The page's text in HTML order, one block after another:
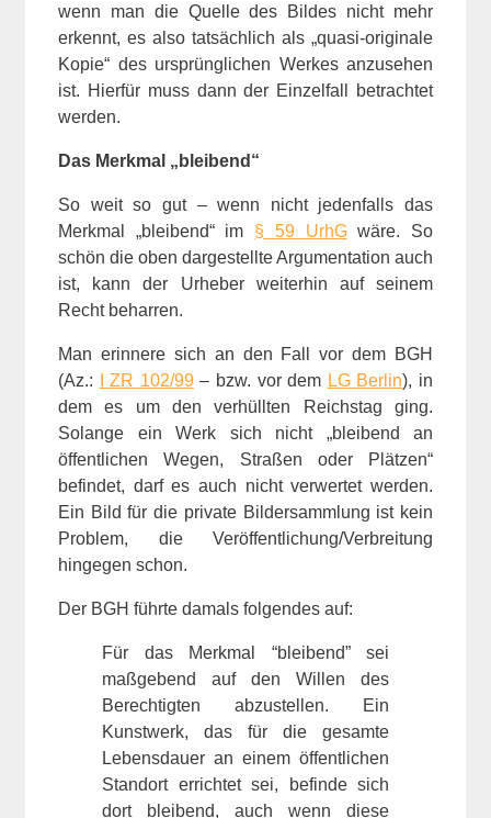
wenn man die Quelle des Bildes nicht mehr
erkennt, es also tatsächlich als „quasi-originale
Kopie“ des ursprünglichen Werkes anzusehen
ist. Hierfür muss dann der Einzelfall betrachtet
werden.
Das Merkmal „bleibend“
So weit so gut – wenn nicht jedenfalls das
Merkmal „bleibend“ im § 59 UrhGwäre. So
schön die oben dargestellte Argumentation auch
ist, kann der Urheber weiterhin auf seinem
Recht beharren.
Man erinnere sich an den Fall vor dem BGH
(Az.:
I ZR 102/99– bzw. vor dem LG Berlin), in
dem es um den verhüllten Reichstag ging.
Solange ein Werk sich nicht „bleibend an
öffentlichen Wegen, Straßen oder Plätzen“
befindet, darf es auch nicht verwertet werden.
Ein Bild für die private Bildersammlung ist kein
Problem, die Veröffentlichung/Verbreitung
hingegen schon.
Der BGH führte damals folgendes auf:
Für das Merkmal “bleibend” sei
maßgebend auf den Willen des
Berechtigten abzustellen. Ein
Kunstwerk, das für die gesamte
Lebensdauer an einem öffentlichen
Standort errichtet sei, befinde sich
dort bleibend, auch wenn diese